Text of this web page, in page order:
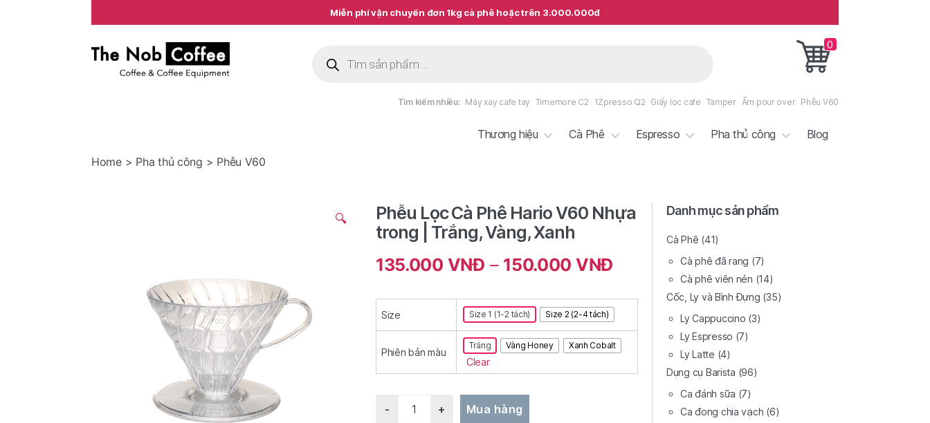
Miễn phí vận chuyển đơn 1kg cà phê hoặc trên 3.000.000đ
kiếm
0
Tìm kiếm nhiều: Máy xay cafe tay Timemore C2 1Zpresso Q2 Giấy lọc cafe Tamper Ấm pour over Phễu V60
Thương hiệu Cà Phê Espresso Pha thủ công
Blog
Home> Pha thủ công > Phễu V60
🔍
Phễu Lọc Cà Phê Hario V60 Nhựa
trong | Trắng, Vàng, Xanh
135.000 VNĐ – 150.000 VNĐ
Size Size 1 (1-2 tách) Size 2 (2-4 tách)
Phiên bản màu
Trắng Vàng Honey Xanh Cobalt
Clear
Mua hàng
Danh mục sản phẩm
Cà Phê (41)
Cà phê đã rang (7)
Cà phê viên nén (14)
Cốc, Ly và Bình Đựng (35)
Ly Cappuccino (3)
Ly Espresso (7)
Ly Latte (4)
Dụng cụ Barista (96)
Ca đánh sữa (7)
Ca đong chia vạch (6)